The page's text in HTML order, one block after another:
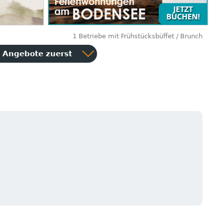
1 Betriebe mit Frühstücksbüffet / Brunch
Angebote zuerst